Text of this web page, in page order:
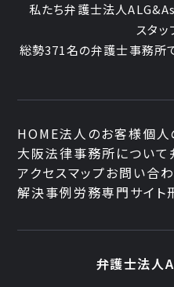
私たち弁護士法人
スタ
総勢371名の弁護士事務所
HOME法人のお客様個人
大阪法律事務所について
アクセスマップお問い合
解決事例労務専門サイト
弁護士法人